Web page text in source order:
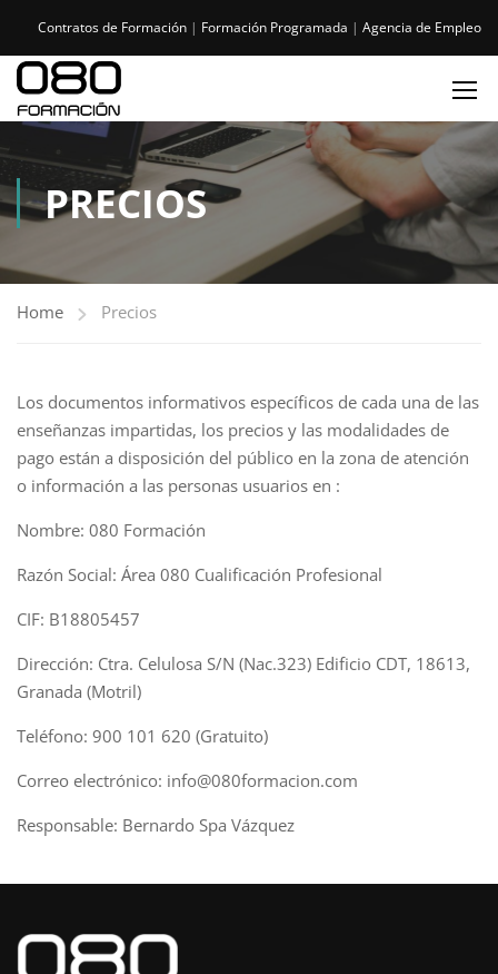
Contratos de Formación | Formación Programada | Agencia de Empleo
PRECIOS
Home Precios
Los documentos informativos específicos de cada una de las
enseñanzas impartidas, los precios y las modalidades de
pago están a disposición del público en la zona de atención
o información a las personas usuarios en :
Nombre: 080 Formación
Razón Social: Área 080 Cualificación Profesional
CIF: B18805457
Dirección: Ctra. Celulosa S/N (Nac.323) Edificio CDT, 18613,
Granada (Motril)
Teléfono: 900 101 620 (Gratuito)
Correo electrónico: info@080formacion.com
Responsable: Bernardo Spa Vázquez